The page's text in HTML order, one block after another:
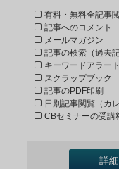
有料・無料全記事
記事へのコメント
メールマガジン
記事の検索（過去
キーワードアラート
スクラップブック
記事のPDF印刷
日別記事閲覧（カ
CBセミナーの受講
詳